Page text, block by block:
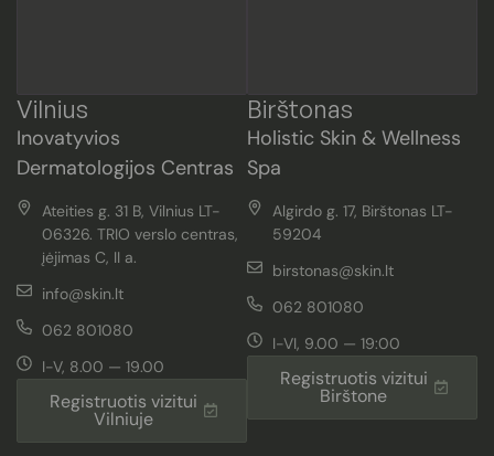
Vilnius
Inovatyvios
Dermatologijos Centras
Ateities g. 31 B, Vilnius LT-
06326. TRIO verslo centras,
įėjimas C, II a.
info@skin.lt
062 801080
I-V, 8.00 — 19.00
Registruotis vizitui
Vilniuje
Birštonas
Holistic Skin & Wellness
Spa
Algirdo g. 17, Birštonas LT-
59204
birstonas@skin.lt
062 801080
I-VI, 9.00 — 19:00
Registruotis vizitui
Birštone